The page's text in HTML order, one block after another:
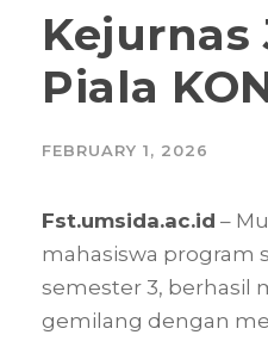
Piala
FEBRUARY 1, 2026
Fst.umsida.ac.id –
mahasiswa program
semester 3, berhasil
gemilang dengan